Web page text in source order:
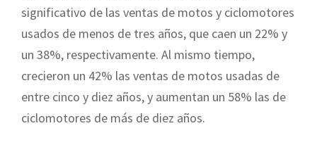
significativo de las ventas de motos y ciclomotores
usados de menos de tres años, que caen un 22% y
un 38%, respectivamente. Al mismo tiempo,
crecieron un 42% las ventas de motos usadas de
entre cinco y diez años, y aumentan un 58% las de
ciclomotores de más de diez años.